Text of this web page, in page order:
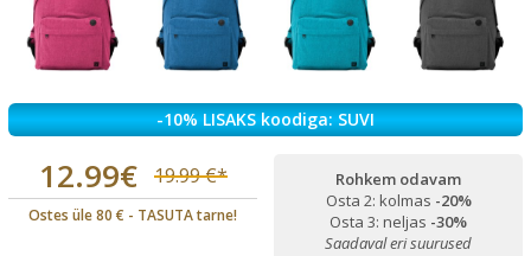
-10% LISAKS koodiga: SUVI
12.99€ 19.99 €*
Ostes üle 80 € - TASUTA tarne!
Rohkem odavam
Osta 2: kolmas -20%
Osta 3: neljas -30%
Saadaval eri suurused